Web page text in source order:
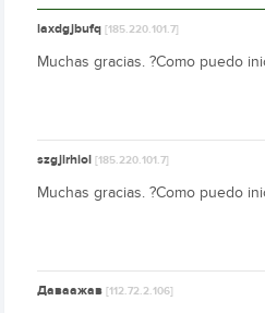
laxdgjbufq[185.220.101.7]
Muchas gracias. ?Como puedo
szgjirhiol[185.220.101.7]
Muchas gracias. ?Como puedo
Даваажав[112.72.2.106]